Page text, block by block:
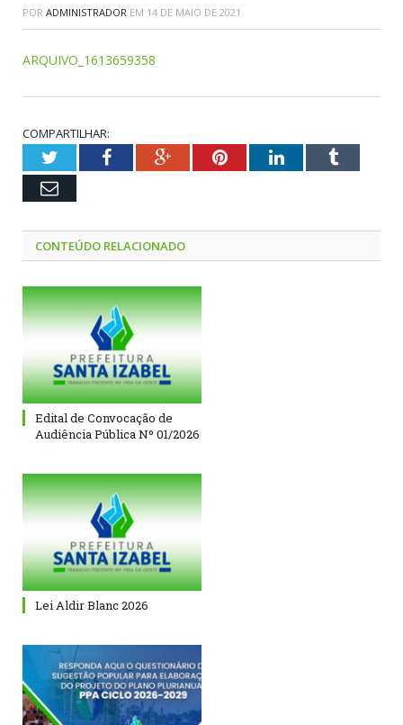
POR ADMINISTRADOR EM 14 DE MAIO DE 2021
ARQUIVO_1613659358
COMPARTILHAR:
TwitterFacebookGoogle+PinterestLinkedInTumblr
Email
CONTEÚDO RELACIONADO
Edital de Convocação de
Audiência Pública Nº 01/2026
Lei Aldir Blanc 2026